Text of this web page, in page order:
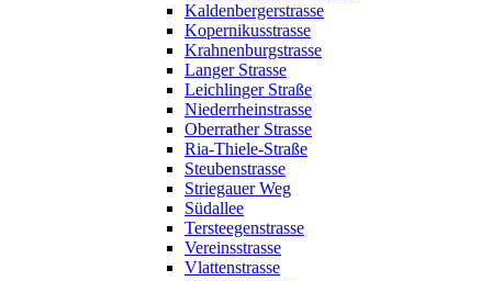
Kaldenbergerstrasse
Kopernikusstrasse
Krahnenburgstrasse
Langer Strasse
Leichlinger Straße
Niederrheinstrasse
Oberrather Strasse
Ria-Thiele-Straße
Steubenstrasse
Striegauer Weg
Südallee
Tersteegenstrasse
Vereinsstrasse
Vlattenstrasse